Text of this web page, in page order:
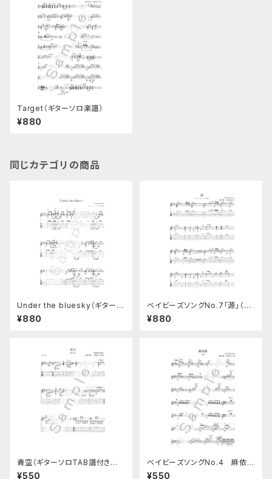
Target（ギターソロ楽譜）
¥880
同じカテゴリの商品
Under the bluesky（ギターソ
ロ楽譜）TAB譜つき
¥880
ベイビーズソングNo.7「源」（TA
B譜つき）
¥880
青空（ギターソロTAB譜付き楽
譜）
¥550
ベイビーズソングNo.4 麻依絢
（ギターソロ楽譜）
¥550